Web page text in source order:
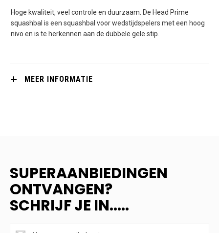
Hoge kwaliteit, veel controle en duurzaam. De Head Prime
squashbal is een squashbal voor wedstijdspelers met een hoog
nivo en is te herkennen aan de dubbele gele stip.
MEER INFORMATIE
SUPERAANBIEDINGEN
ONTVANGEN?
SCHRIJF JE IN.....